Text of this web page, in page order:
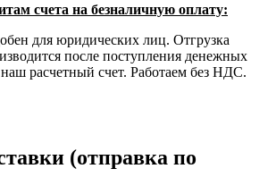
счета на безналичную оплату:
для юридических лиц. Отгрузка
после поступления денежных
наш расчетный счет. Работаем без НДС.
(отправка по